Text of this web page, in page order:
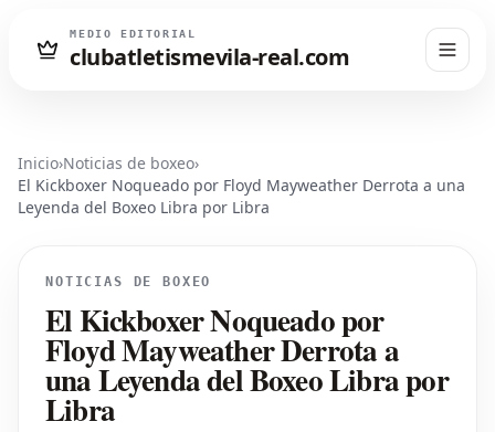
MEDIO EDITORIAL
clubatletismevila-real.com
Inicio›Noticias de boxeo›
El Kickboxer Noqueado por Floyd Mayweather Derrota a una
Leyenda del Boxeo Libra por Libra
NOTICIAS DE BOXEO
El Kickboxer Noqueado por
Floyd Mayweather Derrota a
una Leyenda del Boxeo Libra por
Libra